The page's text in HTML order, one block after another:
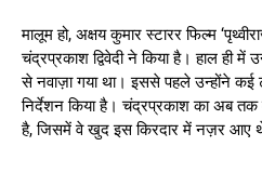
मालूम हो, अक्षय कुमार स्टारर फिल्म
चंद्रप्रकाश द्विवेदी ने किया है। हाल ही में
से नवाज़ा गया था। इससे पहले उन्होंने कई
निर्देशन किया है। चंद्रप्रकाश का अब तक
है, जिसमें वे खुद इस किरदार में नज़र आए